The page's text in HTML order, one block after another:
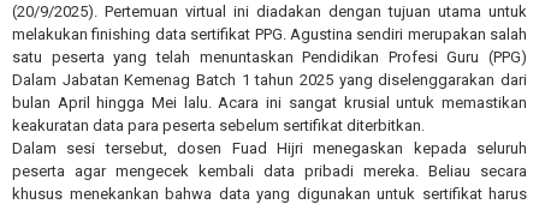
(20/9/2025). Pertemuan virtual ini diadakan dengan tujuan utama untuk
melakukan finishing data sertifikat PPG. Agustina sendiri merupakan salah
satu peserta yang telah menuntaskan Pendidikan Profesi Guru (PPG)
Dalam Jabatan Kemenag Batch 1 tahun 2025 yang diselenggarakan dari
bulan April hingga Mei lalu. Acara ini sangat krusial untuk memastikan
keakuratan data para peserta sebelum sertifikat diterbitkan.
Dalam sesi tersebut, dosen Fuad Hijri menegaskan kepada seluruh
peserta agar mengecek kembali data pribadi mereka. Beliau secara
khusus menekankan bahwa data yang digunakan untuk sertifikat harus